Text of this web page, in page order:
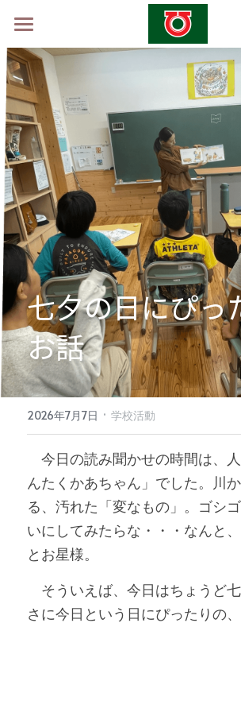
ホーム
学校概要
山村留学制度
山村留学体験会2026 -秋-
採用情報
お問い合わせ
七夕の日にぴっ
お話
2026年7月7日 · 学校活動
今日の読み聞かせの時間は、
んたくかあちゃん」でした。川
る、汚れた「変なもの」。ゴシ
いにしてみたらな・・・なんと
とお星様。
そういえば、今日はちょうど
さに今日という日にぴったりの、